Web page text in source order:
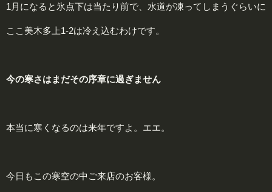
1月になると氷点下は当たり前で、水道が凍ってしまうぐらいに
ここ美木多上1-2は冷え込むわけです。
今の寒さはまだその序章に過ぎません
本当に寒くなるのは来年ですよ。エエ。
今日もこの寒空の中ご来店のお客様。